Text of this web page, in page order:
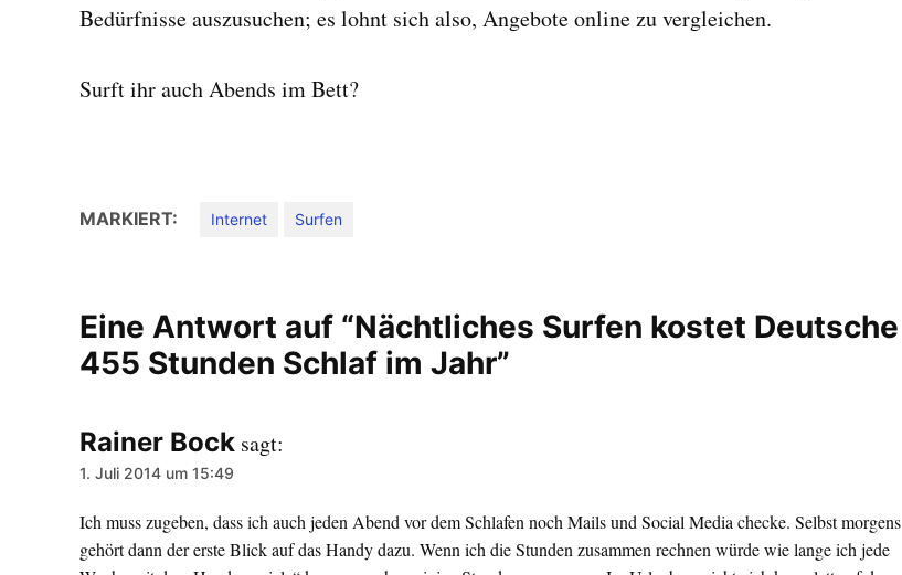
Bedürfnisse auszusuchen; es lohnt sich also, Angebote online zu vergleichen.
Surft ihr auch Abends im Bett?
MARKIERT: Internet Surfen
Eine Antwort auf “Nächtliches Surfen kostet Deutsche
455 Stunden Schlaf im Jahr”
Rainer Bock sagt:
1. Juli 2014 um 15:49
Ich muss zugeben, dass ich auch jeden Abend vor dem Schlafen noch Mails und Social Media checke. Selbst morgens
gehört dann der erste Blick auf das Handy dazu. Wenn ich die Stunden zusammen rechnen würde wie lange ich jede